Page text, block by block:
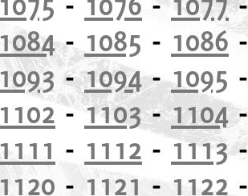
1084- 1085 - 1086
1093-1094-1095
1102-1103-1104
1111 - 1112 -1113
1120 - 1121 - 1122